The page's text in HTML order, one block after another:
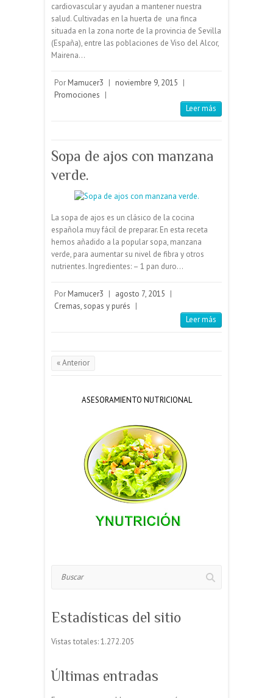
cardiovascular y ayudan a mantener nuestra
salud. Cultivadas en la huerta de una finca
situada en la zona norte de la provincia de Sevilla
(España), entre las poblaciones de Viso del Alcor,
Mairena…
Por Mamucer3 | noviembre 9, 2015 |
Promociones |
Leer más
Sopa de ajos con manzana
verde.
La sopa de ajos es un clásico de la cocina
española muy fácil de preparar. En esta receta
hemos añadido a la popular sopa, manzana
verde, para aumentar su nivel de fibra y otros
nutrientes. Ingredientes: – 1 pan duro…
Por Mamucer3 | agosto 7, 2015 |
Cremas, sopas y purés |
Leer más
« Anterior
ASESORAMIENTO NUTRICIONAL
Estadísticas del sitio
Vistas totales:1.272.205
Últimas entradas